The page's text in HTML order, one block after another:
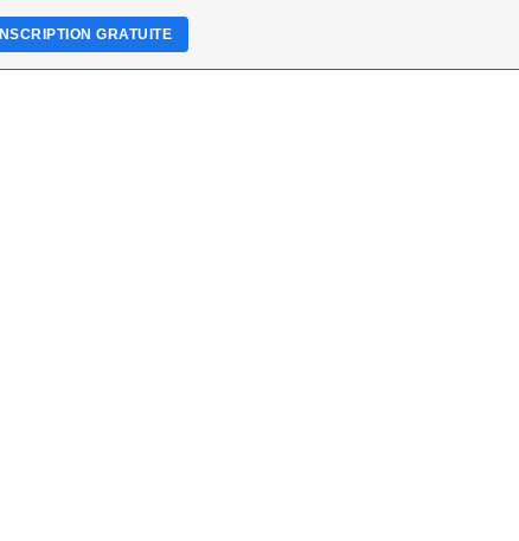
INSCRIPTION GRATUITE